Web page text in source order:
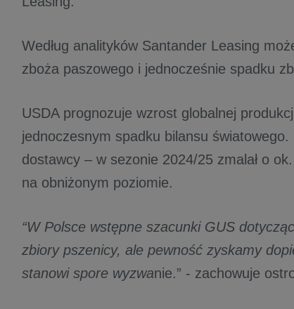
Według analityków Santander Leasing
zboża paszowego i jednocześnie spadku
USDA prognozuje wzrost globalnej
jednoczesnym spadku bilansu
dostawcy – w sezonie 2024/25 zmalał o
na obniżonym poziomie.
“W Polsce wstępne szacunki GUS
zbiory pszenicy, ale pewność zyskamy
stanowi spore wyzwanie.” - zachowuje